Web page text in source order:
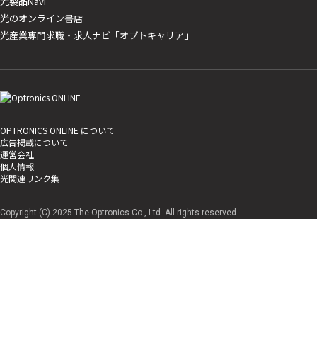
光のオンライン書店
光産業専門求職・求人ナビ「オプトキャリア」
OPTRONICS ONLINE について
広告掲載について
運営会社
個人情報
光関連リンク集
Copyright (C) 2025 The Optronics Co., Ltd. All rights reserved.